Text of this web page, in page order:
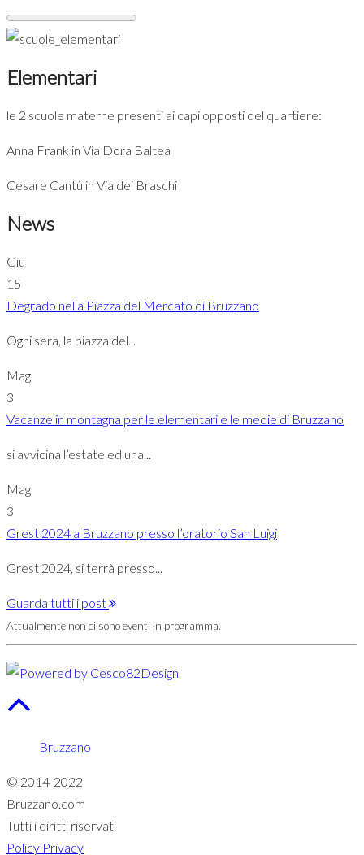
Elementari
le 2 scuole materne presenti ai capi opposti del quartiere:
Anna Frank in Via Dora Baltea
Cesare Cantù in Via dei Braschi
News
Giu
15
Degrado nella Piazza del Mercato di Bruzzano
Ogni sera, la piazza del...
Mag
3
Vacanze in montagna per le elementari e le medie di Bruzzano
si avvicina l’estate ed una...
Mag
3
Grest 2024 a Bruzzano presso l’oratorio San Luigi
Grest 2024, si terrà presso...
Guarda tutti i post
Attualmente non ci sono eventi in programma.
Bruzzano
© 2014-2022
Bruzzano.com
Tutti i diritti riservati
Policy Privacy